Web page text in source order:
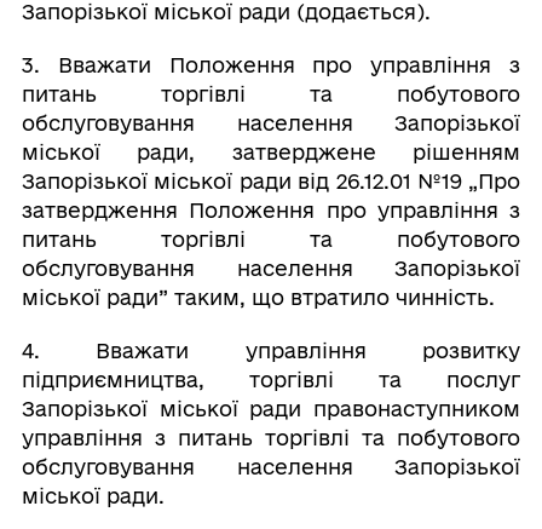
Запорізької міської ради (додається).
3. Вважати Положення про управління з
питань торгівлі та побутового
обслуговування населення Запорізької
міської ради, затверджене рішенням
Запорізької міської ради від 26.12.01 №19 „Про
затвердження Положення про управління з
питань торгівлі та побутового
обслуговування населення Запорізької
міської ради” таким, що втратило чинність.
4. Вважати управління розвитку
підприємництва, торгівлі та послуг
Запорізької міської ради правонаступником
управління з питань торгівлі та побутового
обслуговування населення Запорізької
міської ради.